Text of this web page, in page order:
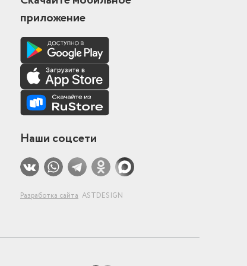
приложение
Наши соцсети
Разработка сайта ASTDESIGN